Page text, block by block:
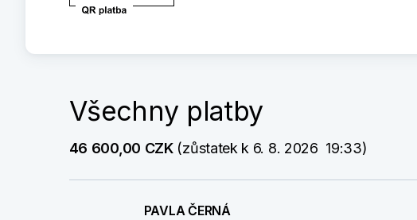
Všechny platby
46 600,00 CZK (zůstatek k 6. 8. 2026  19:33)
PAVLA ČERNÁ